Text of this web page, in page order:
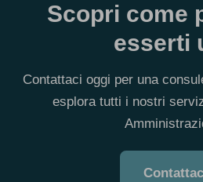
Scopri come
esserti
Contattaci oggi per una
esplora tutti i nostri